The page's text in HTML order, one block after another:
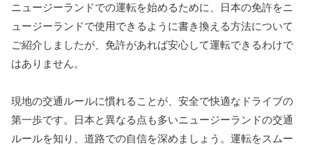
ニュージーランドでの運転を始めるために、日本の免許をニ
ュージーランドで使用できるように書き換える方法について
ご紹介しましたが、免許があれば安心して運転できるわけで
はありません。
現地の交通ルールに慣れることが、安全で快適なドライブの
第一歩です。日本と異なる点も多いニュージーランドの交通
ルールを知り、道路での自信を深めましょう。運転をスムー